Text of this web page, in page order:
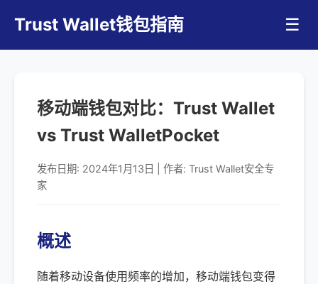
Trust Wallet钱包指南 ☰
移动端钱包对比：Trust Wallet
vs Trust WalletPocket
发布日期: 2024年1月13日 | 作者: Trust Wallet安全专
家
概述
随着移动设备使用频率的增加，移动端钱包变得